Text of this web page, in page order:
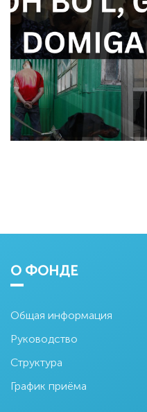
О ФОНДЕ
Общая информация
Руководство
Структура
График приёма